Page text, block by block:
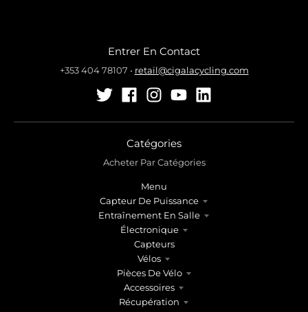
Entrer En Contact
+353 404 78107 • retail@cigalacycling.com
Catégories
Acheter Par Catégories
Menu
Capteur De Puissance
Entraînement En Salle
Électronique
Capteurs
Vélos
Pièces De Vélo
Accessoires
Récupération